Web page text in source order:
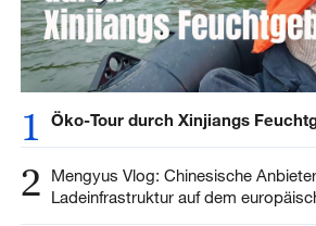
1 Öko-Tour durch Xinjiangs
2
Mengyus Vlog: Chinesische
Ladeinfrastruktur auf dem